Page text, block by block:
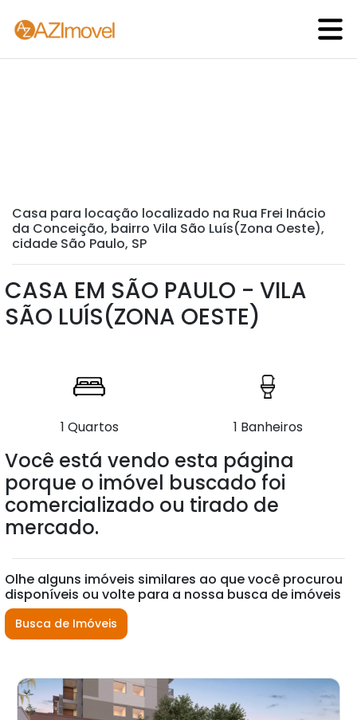
Casa para locação localizado na Rua Frei Inácio
da Conceição, bairro Vila São Luís(Zona Oeste),
cidade São Paulo, SP
CASA EM SÃO PAULO - VILA
SÃO LUÍS(ZONA OESTE)
1 Quartos 1 Banheiros
Você está vendo esta página
porque o imóvel buscado foi
comercializado ou tirado de
mercado.
Olhe alguns imóveis similares ao que você procurou
disponíveis ou volte para a nossa busca de imóveis
Busca de Imóveis